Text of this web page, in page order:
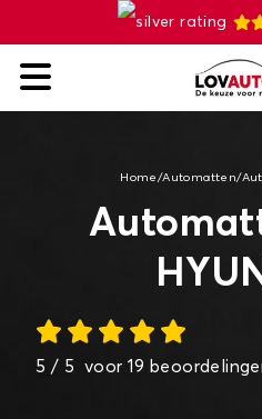
Home /Automatten/
5 / 5 voor 19